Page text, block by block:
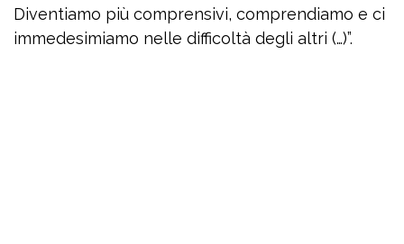
Diventiamo più comprensivi, comprendiamo e ci
immedesimiamo nelle difficoltà degli altri (…)”.